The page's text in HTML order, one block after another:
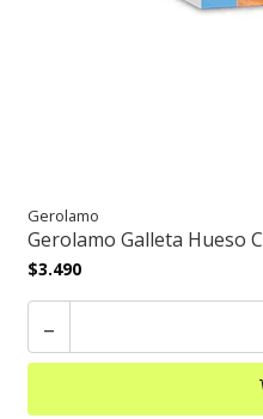
Gerolamo
Gerolamo Galleta Hueso
$3.490
-